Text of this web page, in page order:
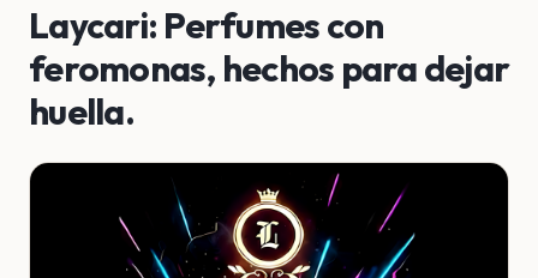
Laycari: Perfumes con
feromonas, hechos para dejar
huella.